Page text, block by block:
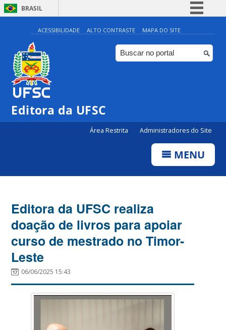
BRASIL
Simplifique!
Comunica BR
Participe
ACESSIBILIDADE ALTO CONTRASTE MAPA DO SITE
Editora da UFSC
Área Restrita Administradores do Site
MENU
Editora da UFSC realiza
doação de livros para apoiar
curso de mestrado no Timor-
Leste
06/06/2025 15:43